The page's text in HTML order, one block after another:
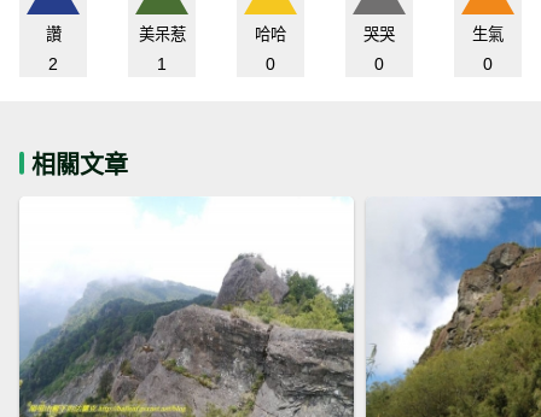
讚
2
美呆惹
1
哈哈
0
哭哭
0
生氣
0
相關文章